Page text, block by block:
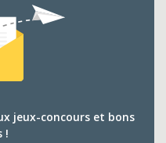
jeux-concours et bons
!